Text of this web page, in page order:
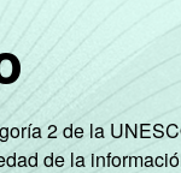
2 de la
de la